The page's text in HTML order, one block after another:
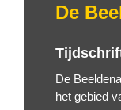
De
De
het gebied